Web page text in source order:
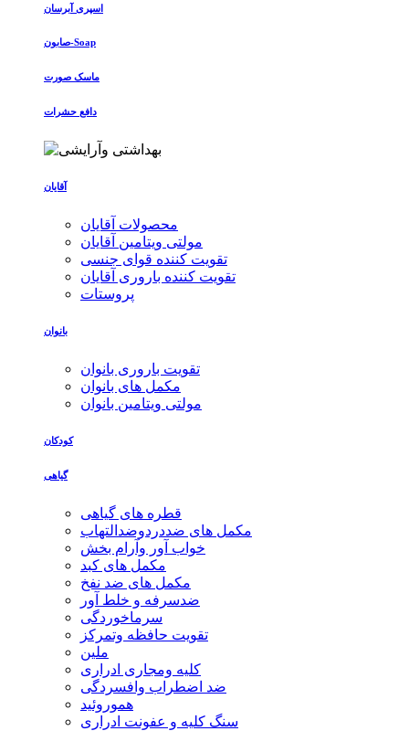
اسپری آبرسان
صابون-Soap
ماسک صورت
دافع حشرات
آقایان
محصولات آقایان
مولتی ویتامین آقایان
تقویت کننده قوای جنسی
تقویت کننده باروری آقایان
پروستات
بانوان
تقویت باروری بانوان
مکمل های بانوان
مولتی ویتامین بانوان
کودکان
گیاهی
قطره های گیاهی
مکمل های ضددردوضدالتهاب
خواب آور وآرام بخش
مکمل های کبد
مکمل های ضد نفخ
ضدسرفه و خلط آور
سرماخوردگی
تقویت حافظه وتمرکز
ملین
کلیه ومجاری ادراری
ضد اضطراب وافسردگی
هموروئید
سنگ کلیه و عفونت ادراری